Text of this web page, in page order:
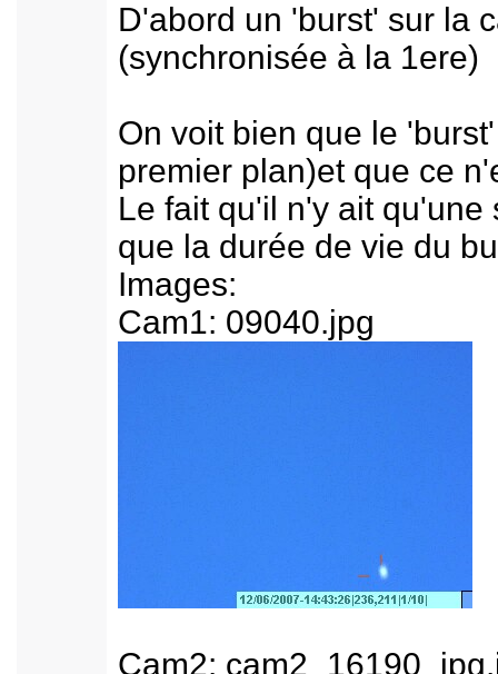
D'abord un 'burst' sur la
(synchronisée à la 1ere)
On voit bien que le
premier plan)et que ce
Le fait qu'il n'y ait
que la durée de vie du
Images:
Cam1: 09040.jpg
Cam2: